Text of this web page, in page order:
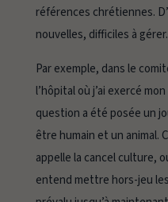
références chrétiennes.
nouvelles, difficiles à gérer.
Par exemple, dans le
l’hôpital où j’ai exercé
question a été posée un
être humain et un animal.
appelle la cancel culture,
entend mettre hors-jeu